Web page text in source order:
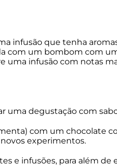
infusão que tenha
com um bombom com
uma infusão com notas
uma degustação com
com um chocolate
experimentos.
e infusões, para além de